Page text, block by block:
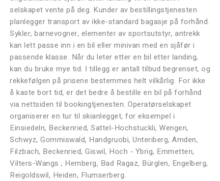
selskapet vente på deg. Kunder av bestillingstjenesten
planlegger transport av ikke-standard bagasje på forhånd.
Sykler, barnevogner, elementer av sportsutstyr, antrekk
kan lett passe inn i en bil eller minivan med en sjåfør i
passende klasse. Når du leter etter en bil etter landing,
kan du bruke mye tid. I tillegg er antall tilbud begrenset, og
rekkefølgen på prisene bestemmes helt vilkårlig. For ikke
å kaste bort tid, er det bedre å bestille en bil på forhånd
via nettsiden til bookingtjenesten. Operatørselskapet
organiserer en tur til skianlegget, for eksempel i
Einsiedeln, Beckenried, Sattel-Hochstuckli, Wengen,
Schwyz, Gommiswald, Handgruobi, Unteriberg, Amden,
Filzbach, Beckenried, Giswil, Hoch - Ybrig, Emmetten,
Vilters-Wangs , Hemberg, Bad Ragaz, Bürglen, Engelberg,
Reigoldswil, Heiden, Flumserberg.